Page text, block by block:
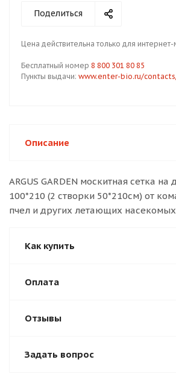
Поделиться
Цена действительна только для интернет-
Бесплатный номер 8 800 301 80 85
Пункты выдачи: www.enter-bio.ru/
Описание
ARGUS GARDEN москитная сетка
100*210 (2 створки 50*210см) от
пчел и других летающих насекомых
Как купить
Оплата
Отзывы
Задать вопрос